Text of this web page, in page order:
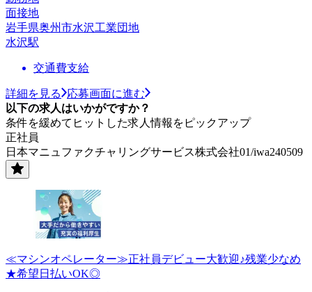
面接地
岩手県奥州市水沢工業団地
水沢駅
交通費支給
詳細を見る
応募画面に進む
以下の求人はいかがですか？
条件を緩めてヒットした求人情報をピックアップ
正社員
日本マニュファクチャリングサービス株式会社01/iwa240509
≪マシンオペレーター≫正社員デビュー大歓迎♪残業少なめ
★希望日払いOK◎